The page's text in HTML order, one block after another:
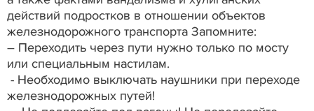
действий подростков в отношении объектов
железнодорожного транспорта Запомните:
– Переходить через пути нужно только по мосту
или специальным настилам.
- Необходимо выключать наушники при переходе
железнодорожных путей!